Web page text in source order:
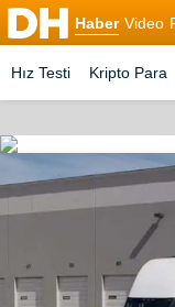
Haber Video
Hız Testi Kripto Para